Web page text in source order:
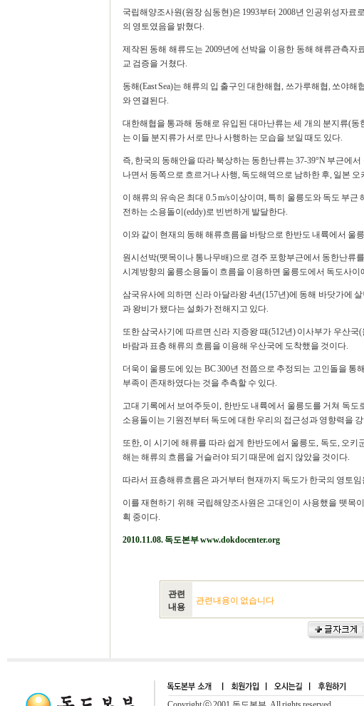
국립해양조사원(원장 심동현)은 1993부터 2008년 인공위성자
의 영토였음을 밝혔다.
제작된 동해 해류도는 2009년에 선박을 이용한 동해 해류관측자
교 검증을 거쳤다.
동해(East Sea)는 해류의 입 출구인 대한해협, 쓰가루해협, 쏘야
와 연결된다.
대한해협을 통과해 동해로 유입된 대마난류는 세 개의 분지류(
는 이들 분지류가 서로 만나 사행하는 모습을 보일 때도 있다.
즉, 한국의 동해안을 따라 북상하는 동한난류는 37-39°N 부근에
나면서 동쪽으로 흐르거나 사행, 독도해역으로 남하한 후, 일본
이 해류의 유속은 최대 0.5 m/s이상이며, 특히 울릉도와 독도 부
전하는 소용돌이(eddy)로 빈번하게 발달한다.
이와 같이 현재의 동해 해류흐름을 바탕으로 한반도 내륙에서 울
원시선박(뗏목이나 통나무배)으로 경주 포항부근에서 동한난류
시계방향의 울릉소용돌이 흐름을 이용하면 울릉도에서 독도사이
삼국유사에 의하면 신라 아달라왕 4년(157년)에 동해 바닷가에
과 왕비가 됐다는 설화가 전해지고 있다.
또한 삼국사기에 따르면 신라 지증왕 때(512년) 이사부가 우산
바람과 표층 해류의 흐름을 이용해 우산국에 도착했을 것이다.
더욱이 울릉도에 있는 BC 300년 전쯤으로 추정되는 고인돌을
부족이 존재하였다는 것을 추측할 수 있다.
고대 기록에서 보여주듯이, 한반도 내륙에서 울릉도를 거쳐 독
소용돌이는 기원전부터 독도에 대한 우리의 접근성과 영향력을
또한, 이 시기에 해류를 따라 쉽게 한반도에서 울릉도, 독도, 오
해는 해류의 흐름을 거슬러야 되기 때문에 쉽지 않았을 것이다.
따라서 표층해류흐름은 과거부터 현재까지 독도가 한국의 영토
이를 재현하기 위해 국립해양조사원은 고대인이 사용했을 뗏목
획 중이다.
2010.11.08. 독도본부www.dokdocenter.org
관련
내용
관련내용이 없습니다